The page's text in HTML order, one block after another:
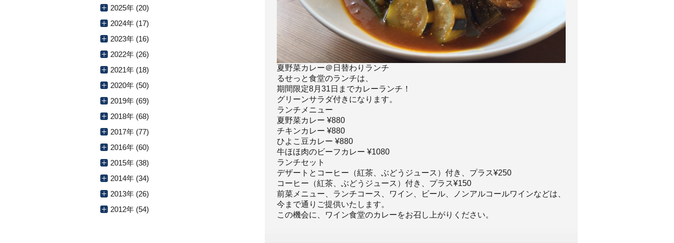
夏野菜カレー＠日替わりランチ
るせっと食堂のランチは、
期間限定8月31日までカレーランチ！
グリーンサラダ付きになります。
ランチメニュー
夏野菜カレー ¥880
チキンカレー ¥880
ひよこ豆カレー ¥880
牛ほほ肉のビーフカレー ¥1080
ランチセット
デザートとコーヒー（紅茶、ぶどうジュース）付き、プラス¥250
コーヒー（紅茶、ぶどうジュース）付き、プラス¥150
前菜メニュー、ランチコース、ワイン、ビール、ノンアルコールワインなどは、
今まで通りご提供いたします。
この機会に、ワイン食堂のカレーをお召し上がりください。
2025年 (20)
2024年 (17)
2023年 (16)
2022年 (26)
2021年 (18)
2020年 (50)
2019年 (69)
2018年 (68)
2017年 (77)
2016年 (60)
2015年 (38)
2014年 (34)
2013年 (26)
2012年 (54)